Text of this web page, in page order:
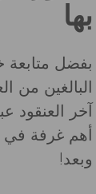
بها
بفضل متابعة
البالغين من
آخر العنقود
أهم غرفة في
وبعد!